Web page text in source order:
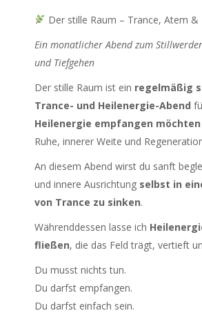
Der stille Raum – Trance, Atem &
Ein monatlicher Abend zum
und Tiefgehen
Der stille Raum ist ein regelmäßig
Trance- und Heilenergie-Abend
Heilenergie empfangen möchten
Ruhe, innerer Weite und
An diesem Abend wirst du sanft
und innere Ausrichtung selbst in
von Trance zu sinken.
Währenddessen lasse ich
fließen, die das Feld trägt, vertieft
Du musst nichts tun.
Du darfst empfangen.
Du darfst einfach sein.